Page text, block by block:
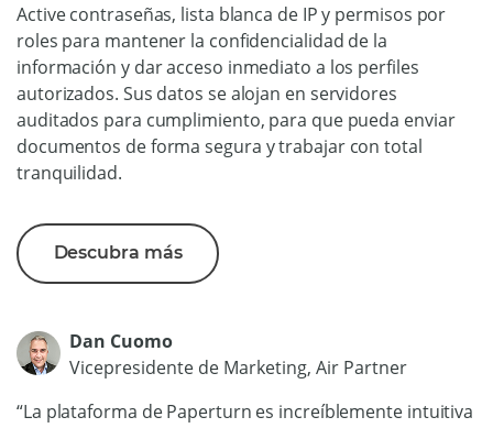
Active contraseñas, lista blanca de IP y permisos por
roles para mantener la confidencialidad de la
información y dar acceso inmediato a los perfiles
autorizados. Sus datos se alojan en servidores
auditados para cumplimiento, para que pueda enviar
documentos de forma segura y trabajar con total
tranquilidad.
Descubra más
Dan Cuomo
Vicepresidente de Marketing, Air Partner
“La plataforma de Paperturn es increíblemente intuitiva